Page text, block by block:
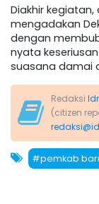
Diakhir
mengadakan
dengan
nyata
suasana damai
Redaksi
(citizen
#pemkab